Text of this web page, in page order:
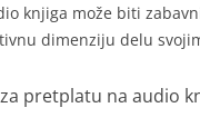
knjiga može biti
dimenziju delu
pretplatu na audio